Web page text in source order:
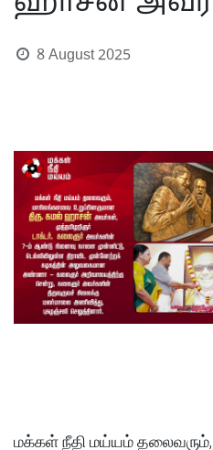
8 August 2025
மக்கள் நீதி மய்யம்